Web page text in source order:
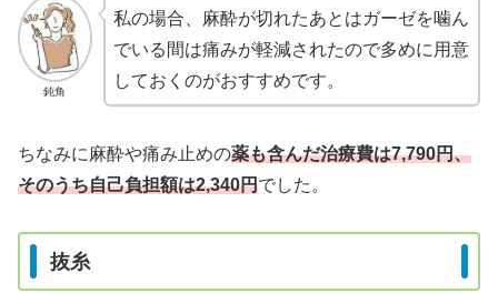
鈍角
私の場合、麻酔が切れたあとはガーゼを噛ん
でいる間は痛みが軽減されたので多めに用意
しておくのがおすすめです。
ちなみに麻酔や痛み止めの薬も含んだ治療費は7,790円、
そのうち自己負担額は2,340円でした。
抜糸